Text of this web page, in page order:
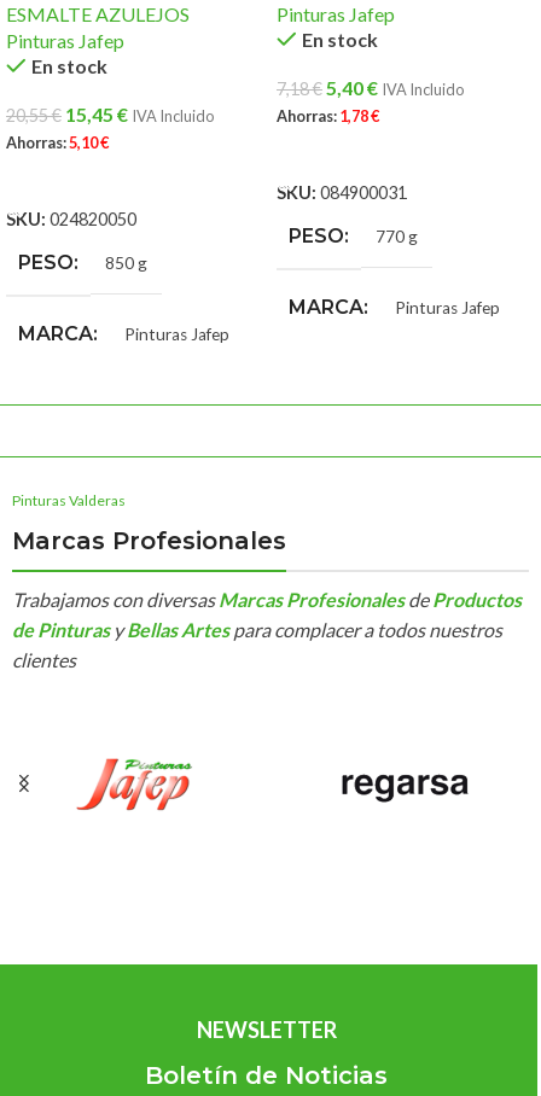
ESMALTE AZULEJOS
Pinturas Jafep
En stock
20,55€ 15,45 € IVA Incluido
Ahorras:5,10€
SKU: 024820050
PESO 850 g
MARCA Pinturas Jafep
Pinturas Jafep
En stock
7,18€5,40€ IVA Incluido
Ahorras:1,78€
SKU: 084900031
PESO 770 g
MARCA Pinturas Jafep
Pinturas Valderas
Marcas Profesionales
Trabajamos con diversasMarcas Profesionales deProductos
de Pinturas yBellas Artespara complacer a todos nuestros
clientes
NEWSLETTER
Boletín de Noticias